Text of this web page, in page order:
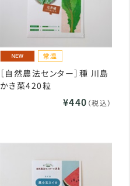
［自然農法センター］種 川島
かき菜420粒
¥440 （税込）